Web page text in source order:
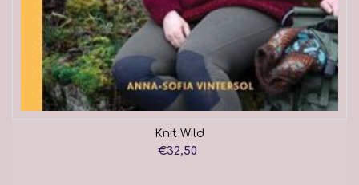
Knit Wild
€32,50